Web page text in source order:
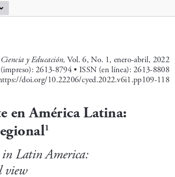
doi.org/10.22206/cyed.2022.v6i1.pp109-118
Ciencia y Educación, Vol. 6, No. 1, enero-abril, 2022
2613-8794 • ISSN (en línea): 2613-8808
in Latin America:
view
en América Latina:
1